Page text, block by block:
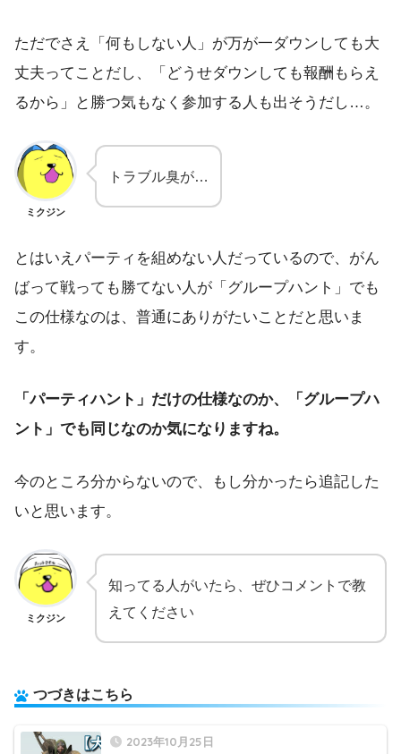
ただでさえ「何もしない人」が万が一ダウンしても大
丈夫ってことだし、「どうせダウンしても報酬もらえ
るから」と勝つ気もなく参加する人も出そうだし…。
ミクジン
トラブル臭が…
とはいえパーティを組めない人だっているので、がん
ばって戦っても勝てない人が「グループハント」でも
この仕様なのは、普通にありがたいことだと思いま
す。
「パーティハント」だけの仕様なのか、「グループハ
ント」でも同じなのか気になりますね。
今のところ分からないので、もし分かったら追記した
いと思います。
ミクジン
知ってる人がいたら、ぜひコメントで教
えてください
つづきはこちら
2023年10月25日